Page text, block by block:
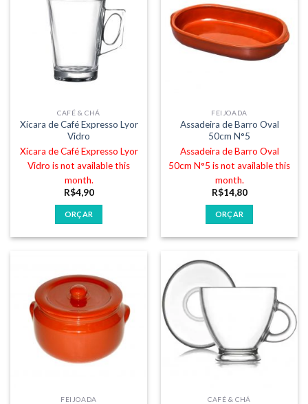
CAFÉ & CHÁ
Xícara de Café Expresso Lyor
Vidro
Xícara de Café Expresso Lyor
Vidro is not available this
month.
R$4,90
ORÇAR
FEIJOADA
Assadeira de Barro Oval
50cm N°5
Assadeira de Barro Oval
50cm N°5 is not available this
month.
R$14,80
ORÇAR
FEIJOADA CAFÉ & CHÁ